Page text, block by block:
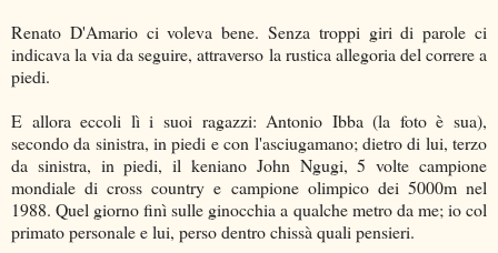
Renato D'Amario ci voleva bene. Senza troppi giri di parole ci
indicava la via da seguire, attraverso la rustica allegoria del correre a
piedi.
E allora eccoli lì i suoi ragazzi: Antonio Ibba (la foto è sua),
secondo da sinistra, in piedi e con l'asciugamano; dietro di lui, terzo
da sinistra, in piedi, il keniano John Ngugi, 5 volte campione
mondiale di cross country e campione olimpico dei 5000m nel
1988. Quel giorno finì sulle ginocchia a qualche metro da me; io col
primato personale e lui, perso dentro chissà quali pensieri.